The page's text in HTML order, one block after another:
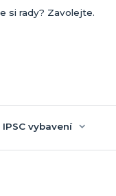
si rady? Zavolejte.
IPSC vybavení